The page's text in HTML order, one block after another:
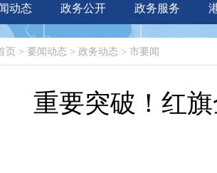
动态 政务公开 政务服务
页 > 要闻动态 > 政务动态 > 市要闻
重要突破！红